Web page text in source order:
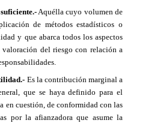
Aquélla cuyo volumen de
de métodos estadísticos o
y que abarca todos los aspectos
valoración del riesgo con relación a
Es la contribución marginal a
que se haya definido para el
en cuestión, de conformidad con las
por la afianzadora que asume la